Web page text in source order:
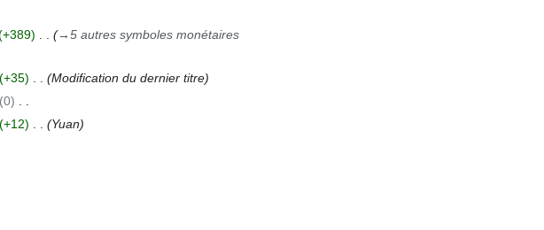
+389 →5 autres symboles monétaires
+35
Modification du dernier titre
0
+12 Yuan